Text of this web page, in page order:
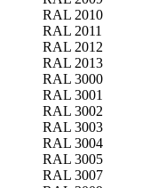
RAL 2010
RAL 2011
RAL 2012
RAL 2013
RAL 3000
RAL 3001
RAL 3002
RAL 3003
RAL 3004
RAL 3005
RAL 3007